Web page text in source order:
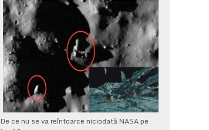
De ce nu se va reîntoarce niciodată NASA pe